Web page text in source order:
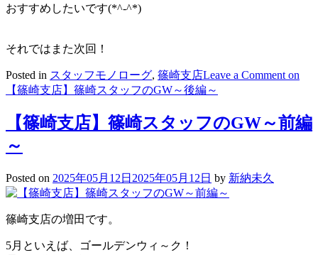
おすすめしたいです(*^-^*)
それではまた次回！
Posted in スタッフモノローグ, 篠崎支店Leave a Comment on
【篠崎支店】篠崎スタッフのGW～後編～
【篠崎支店】篠崎スタッフのGW～前編
～
Posted on 2025年05月12日 2025年05月12日 by 新納未久
篠崎支店の増田です。
5月といえば、ゴールデンウィ～ク！